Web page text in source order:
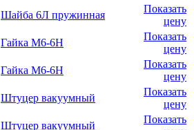
Шайба 6Л пружинная
Показать
цену
Гайка М6-6H
Показать
цену
Гайка М6-6H
Показать
цену
Штуцер вакуумный
Показать
цену
Штуцер вакуумный
Показать